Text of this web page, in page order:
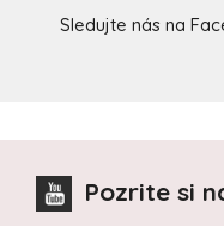
Sledujte nás na
Pozrite si